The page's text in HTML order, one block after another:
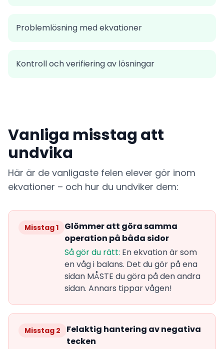
Problemlösning med ekvationer
Kontroll och verifiering av lösningar
Vanliga misstag att
undvika
Här är de vanligaste felen elever gör inom
ekvationer – och hur du undviker dem:
Misstag 1
Glömmer att göra samma
operation på båda sidor
Så gör du rätt: En ekvation är som
en våg i balans. Det du gör på ena
sidan MÅSTE du göra på den andra
sidan. Annars tippar vågen!
Misstag 2
Felaktig hantering av negativa
tecken